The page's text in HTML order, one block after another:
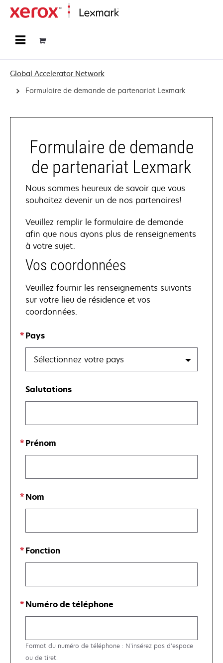
Global Accelerator Network
Formulaire de demande de partenariat Lexmark
Formulaire de demande
de partenariat Lexmark
Nous sommes heureux de savoir que vous
souhaitez devenir un de nos partenaires!
Veuillez remplir le formulaire de demande
afin que nous ayons plus de renseignements
à votre sujet.
Vos coordonnées
Veuillez fournir les renseignements suivants
sur votre lieu de résidence et vos
coordonnées.
Pays
Sélectionnez votre pays
Salutations
Prénom
Nom
Fonction
Numéro de téléphone
Format du numéro de téléphone : N’insérez pas d’espace
ou de tiret.